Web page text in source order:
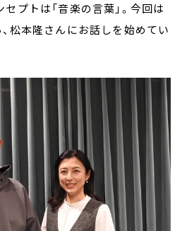
セプトは「音楽の言葉」。今回は
松本隆さんにお話しを始めてい